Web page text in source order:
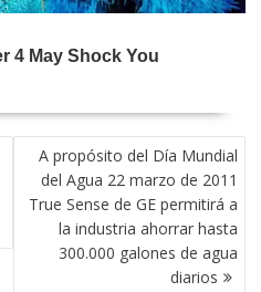
A propósito del Día Mundial
del Agua 22 marzo de 2011
True Sense de GE permitirá a
la industria ahorrar hasta
300.000 galones de agua
diarios